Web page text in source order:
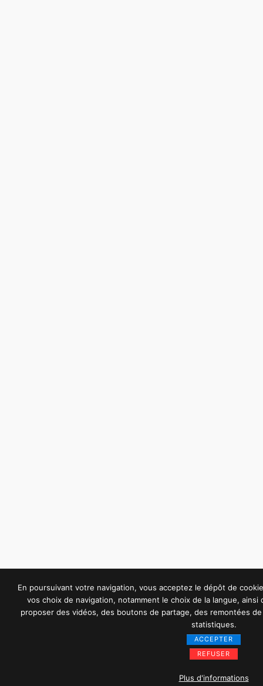
En poursuivant votre navigation, vous acceptez le dépôt de
vos choix de navigation, notamment le choix de la langue,
proposer des vidéos, des boutons de partage, des remontées
statistiques.
ACCEPTER
REFUSER
Plus d'informations